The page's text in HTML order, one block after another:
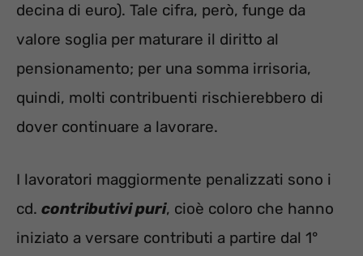
decina di euro). Tale cifra, però, funge da
valore soglia per maturare il diritto al
pensionamento; per una somma irrisoria,
quindi, molti contribuenti rischierebbero di
dover continuare a lavorare.
I lavoratori maggiormente penalizzati sono i
cd. contributivi puri, cioè coloro che hanno
iniziato a versare contributi a partire dal 1°